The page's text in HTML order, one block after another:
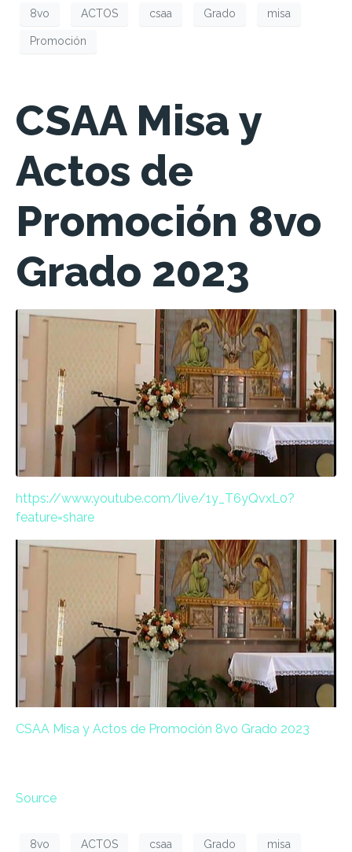
8vo ACTOS csaa Grado misa
Promoción
CSAA Misa y
Actos de
Promoción 8vo
Grado 2023
https://www.youtube.com/live/1y_T6yQvxL0?
feature=share
CSAA Misa y Actos de Promoción 8vo Grado 2023
Source
8vo ACTOS csaa Grado misa